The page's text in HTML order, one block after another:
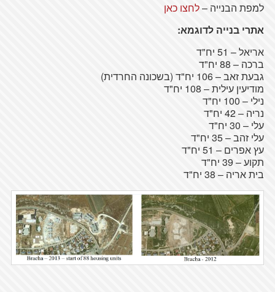
למפת הבנייה –לחצו כאן
אתרי בנייה לדוגמא:
אריאל– 51 יח"ד
ברכה – 88 יח"ד
גבעתזאב – 106 יח"ד (בשכונה החרדית)
מודיעין עילית– 108 יח"ד
נילי – 100 יח"ד
נריה – 42 יח"ד
עלי – 30
יח"ד
עלי זהב – 35
יח"ד
עץאפרים –51 יח"ד
תקוע– 39 יח"ד
ביתאריה –38 יח"ד